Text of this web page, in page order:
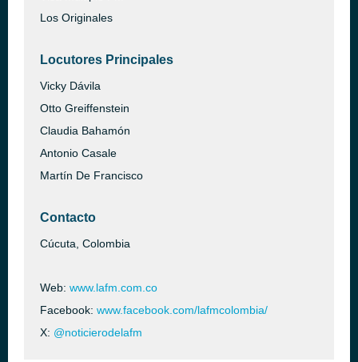
Los Originales
Locutores Principales
Vicky Dávila
Otto Greiffenstein
Claudia Bahamón
Antonio Casale
Martín De Francisco
Contacto
Cúcuta, Colombia
Web: www.lafm.com.co
Facebook: www.facebook.com/lafmcolombia/
X: @noticierodelafm